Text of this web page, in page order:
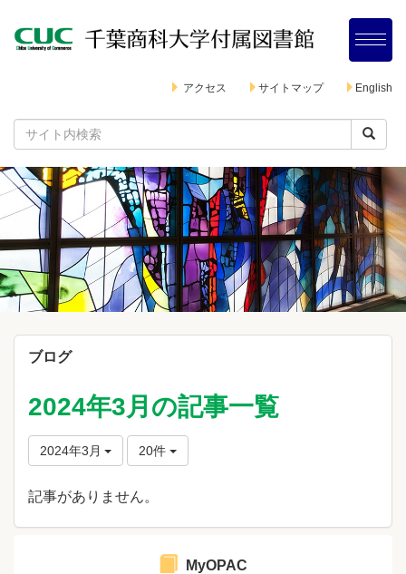
アクセス サイトマップ English
ブログ
2024年3月の記事一覧
2024年3月 20件
記事がありません。
MyOPAC